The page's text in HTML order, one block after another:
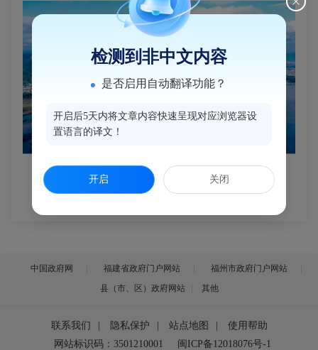
中国政府网 福建省政府门户网站
福州市政府门户网站
县（市、区）政府网站
其他
联系我们 隐私保护 站点地图
使用帮助
网站标识码：3501210001
闽ICP备12018076号-1
检测到非中文内容
是否启用自动翻译功能？
开启后5天内将文章内容快速呈现对应浏览器设
置语言的译文！
开启 关闭